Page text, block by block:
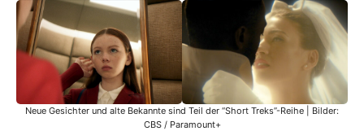
Neue Gesichter und alte Bekannte sind Teil der “Short Treks”-Reihe | Bilder:
CBS / Paramount+